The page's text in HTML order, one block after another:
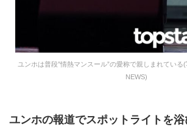
ユンホは普段”情熱マンスール”の愛称で親しまれてい
NEWS)
ユンホの報道でスポットライトを